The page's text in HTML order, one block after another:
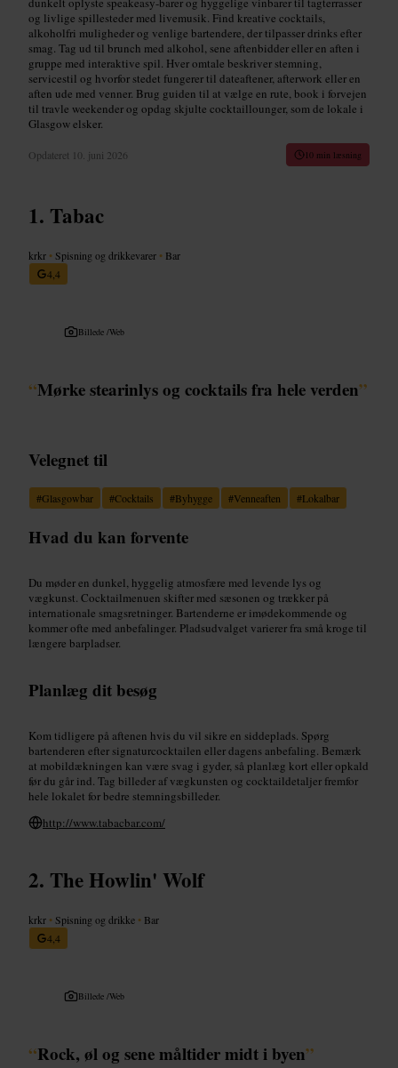
og livlige spillesteder med livemusik. Find kreative cocktails,
alkoholfri muligheder og venlige bartendere, der tilpasser drinks efter
smag. Tag ud til brunch med alkohol, sene aftenbidder eller en aften i
gruppe med interaktive spil. Hver omtale beskriver stemning,
servicestil og hvorfor stedet fungerer til dateaftener, afterwork eller en
aften ude med venner. Brug guiden til at vælge en rute, book i forvejen
til travle weekender og opdag skjulte cocktaillounger, som de lokale i
Glasgow elsker.
Opdateret 10. juni 2026 10 min læsning
Tabac
krkr • Spisning og drikkevarer • Bar
4,4
Billede /Web
“Mørke stearinlys og cocktails fra hele verden”
Velegnet til
#Glasgowbar #Cocktails #Byhygge #Venneaften #Lokalbar
Hvad du kan forvente
Du møder en dunkel, hyggelig atmosfære med levende lys og
vægkunst. Cocktailmenuen skifter med sæsonen og trækker på
internationale smagsretninger. Bartenderne er imødekommende og
kommer ofte med anbefalinger. Pladsudvalget varierer fra små kroge til
længere barpladser.
Planlæg dit besøg
Kom tidligere på aftenen hvis du vil sikre en siddeplads. Spørg
bartenderen efter signaturcocktailen eller dagens anbefaling. Bemærk
at mobildækningen kan være svag i gyder, så planlæg kort eller opkald
før du går ind. Tag billeder af vægkunsten og cocktaildetaljer fremfor
hele lokalet for bedre stemningsbilleder.
http://www.tabacbar.com/
The Howlin' Wolf
krkr • Spisning og drikke • Bar
4,4
Billede /Web
“Rock, øl og sene måltider midt i byen”